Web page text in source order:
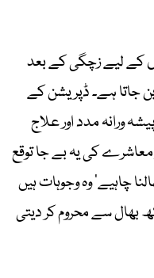
کے لیے زچگی کے بعد
جاتا ہے۔ ڈپریشن کے
ورانہ مدد اور علاج
معاشرے کی یہ بے جا توقع
چاہیے‘ وہ وجوہات ہیں
بھال سے محروم کر دیتی